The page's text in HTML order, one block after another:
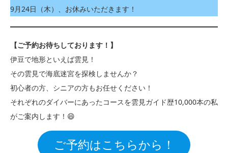
9月24日（木）、お休みいただきます！
【ご予約お待ちしております！】
伊豆で地形といえば雲見！
その雲見で海底迷宮を探検しませんか？
初心者の方、シニアの方もお任せください！
それぞれのダイバーにあったコースを雲見ガイド歴10,000本の私
がご案内します！😄
ご予約はこちらから！